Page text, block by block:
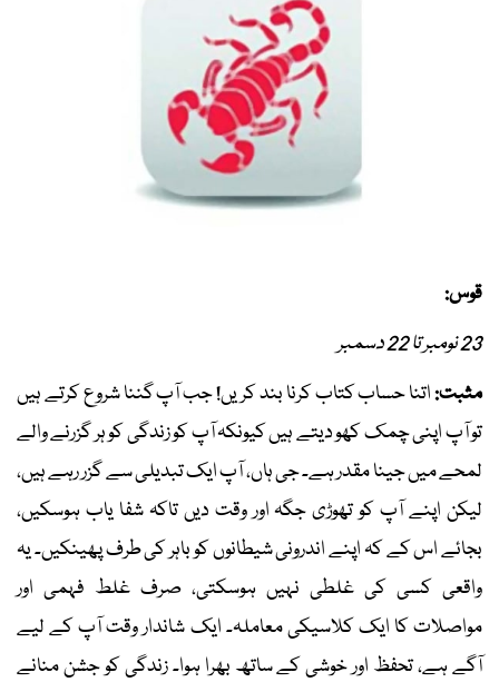
قوس:
23 نومبر تا 22 دسمبر
مثبت:اتنا حساب کتاب کرنا بند کریں! جب آپ گننا شروع کرتے ہیں
تو آپ اپنی چمک کھو دیتے ہیں کیونکہ آپ کو زندگی کو ہر گزرنے والے
لمحے میں جینا مقدر ہے۔ جی ہاں، آپ ایک تبدیلی سے گزر رہے ہیں،
لیکن اپنے آپ کو تھوڑی جگہ اور وقت دیں تاکہ شفا یاب ہوسکیں،
بجائے اس کے کہ اپنے اندرونی شیطانوں کو باہر کی طرف پھینکیں۔ یہ
واقعی کسی کی غلطی نہیں ہوسکتی، صرف غلط فہمی اور
مواصلات کا ایک کلاسیکی معاملہ۔ ایک شاندار وقت آپ کے لیے
آگے ہے، تحفظ اور خوشی کے ساتھ بھرا ہوا۔ زندگی کو جشن منانے